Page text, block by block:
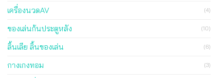
เครื่องนวดAV (4)
ของเล่นก้นประตูหลัง (10)
ลิ้นเลีย ลิ้นของเล่น (6)
กางเกงทอม (3)